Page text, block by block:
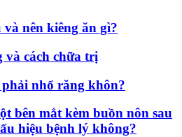
nên kiêng ăn gì?
và cách chữa trị
nhổ răng khôn?
bên mắt kèm buồn nôn sau
hiệu bệnh lý không?